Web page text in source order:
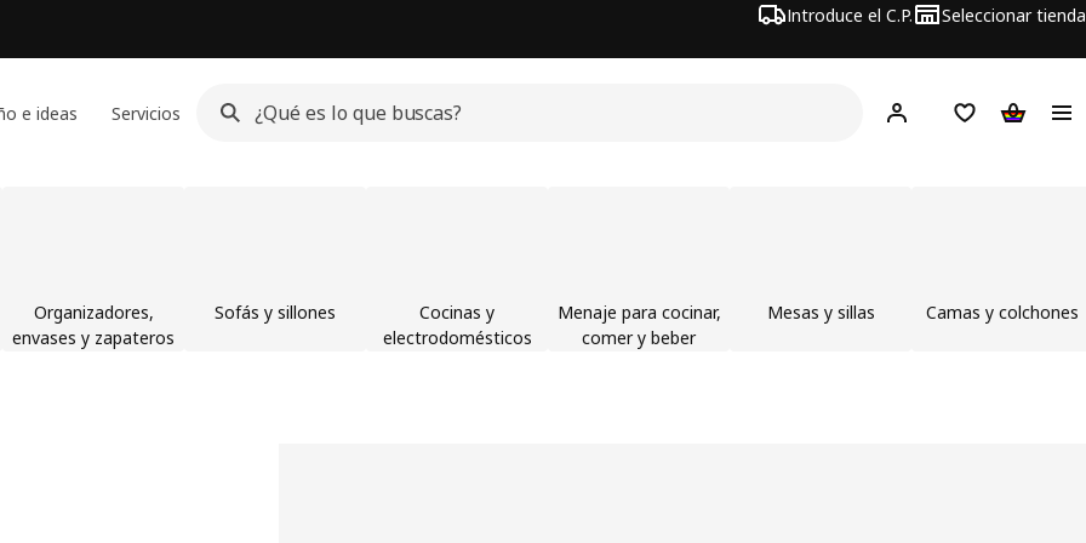
Introduce el C.P. Seleccionar tienda
e ideas Servicios Hej! Iniciar sesión
Lista de deseos
Carrito
Organizadores,
envases y zapateros
Sofás y sillones
Cocinas y
electrodomésticos
Menaje para cocinar,
comer y beber
Mesas y sillas Camas y colchones